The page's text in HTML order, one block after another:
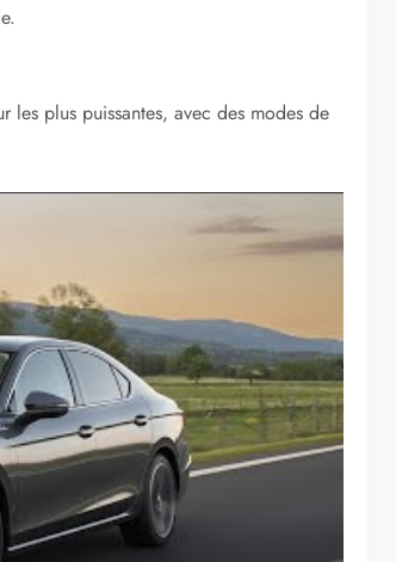
les plus puissantes, avec des modes de